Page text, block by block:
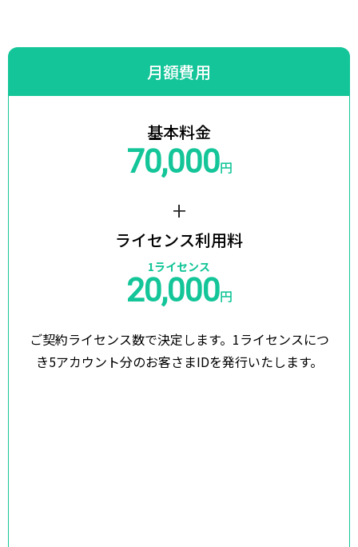
月額費用
基本料金
70,000円
+
ライセンス利用料
1ライセンス
20,000円
ご契約ライセンス数で決定します。 1ライセンスにつ
き5アカウント分のお客さまIDを発行いたします。